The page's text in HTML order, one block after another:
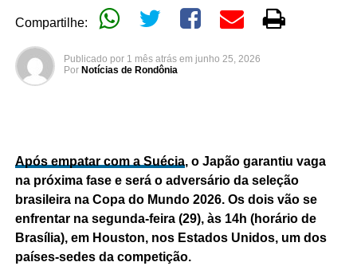
Compartilhe:
Publicado por 1 mês atrás em junho 25, 2026
Por Notícias de Rondônia
Após empatar com a Suécia, o Japão garantiu vaga
na próxima fase e será o adversário da seleção
brasileira na Copa do Mundo 2026. Os dois vão se
enfrentar na segunda-feira (29), às 14h (horário de
Brasília), em Houston, nos Estados Unidos, um dos
países-sedes da competição.